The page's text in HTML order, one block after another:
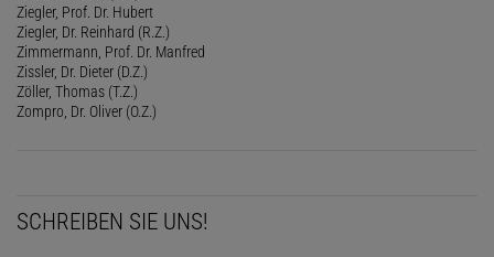
Ziegler, Prof. Dr. Hubert
Ziegler, Dr. Reinhard (R.Z.)
Zimmermann, Prof. Dr. Manfred
Zissler, Dr. Dieter (D.Z.)
Zöller, Thomas (T.Z.)
Zompro, Dr. Oliver (O.Z.)
SCHREIBEN SIE UNS!